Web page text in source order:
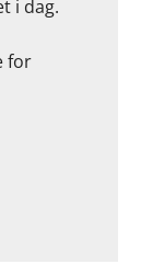
i dag.
for